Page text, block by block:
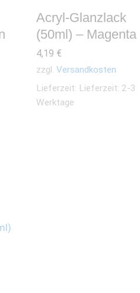
Acryl-Glanzlack
(50ml) – Magenta
4,19 €
zzgl. Versandkosten
Lieferzeit: Lieferzeit: 2-3
Werktage